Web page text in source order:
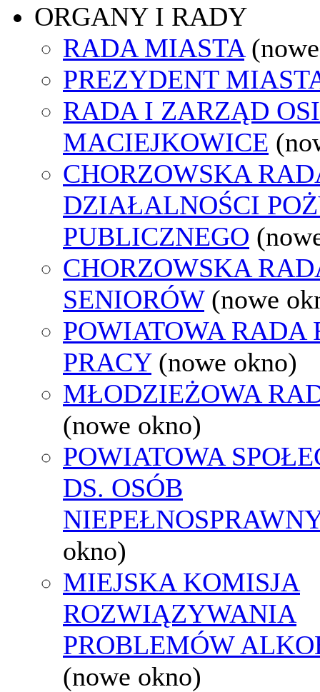
ORGANY I RADY
RADA MIASTA
PREZYDENT
RADA I ZARZĄD
MACIEJKOWICE
CHORZOWSKA
DZIAŁALNOŚCI
PUBLICZNEGO
CHORZOWSKA
SENIORÓW (nowe
POWIATOWA RADA
PRACY (nowe okno)
MŁODZIEŻOWA
(nowe okno)
POWIATOWA
DS. OSÓB
okno)
MIEJSKA KOMISJA
ROZWIĄZYWANIA
PROBLEMÓW
(nowe okno)